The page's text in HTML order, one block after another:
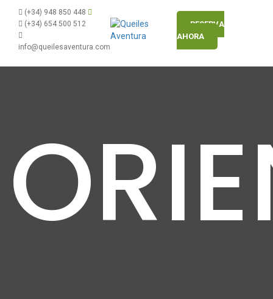
(+34) 948 850 448
(+34) 654 500 512
info@queilesaventura.com
RESERVA
AHORA